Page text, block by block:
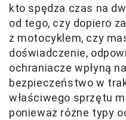
kto spędza czas na
od tego, czy dopiero
z motocyklem, czy
doświadczenie,
ochraniacze wpłyną
bezpieczeństwo w
właściwego sprzętu
ponieważ różne typy